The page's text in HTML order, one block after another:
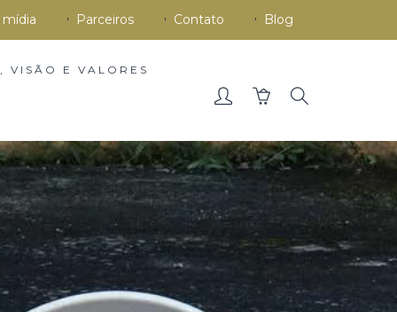
Parceiros Contato Blog
VISÃO E VALORES